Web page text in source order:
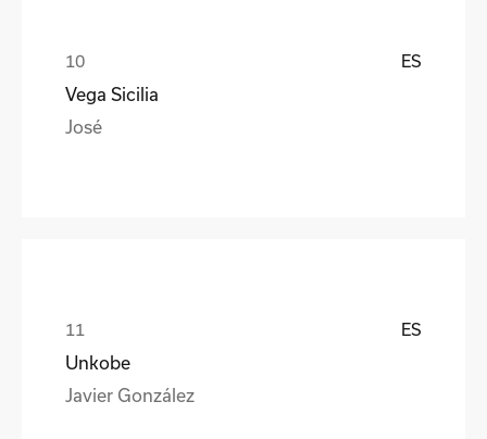
ES
Vega Sicilia
José
ES
Unkobe
Javier González